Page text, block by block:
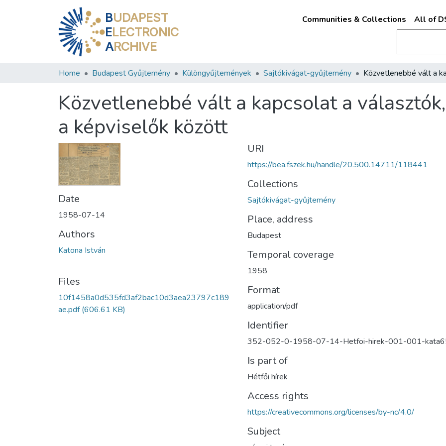
BUDAPEST
ELECTRONIC
ARCHIVE
Communities & Collections All of
Home Budapest Gyűjtemény Különgyűjtemények Sajtókivágat-gyűjtemény
Közvetlenebbé vált a kapcsolat a
a képviselők között
Date
1958-07-14
Authors
Katona István
Files
10f1458a0d535fd3af2bac10d3aea23797c189
ae.pdf(606.61 KB)
URI
https://bea.fszek.hu/handle/20.500.14711/118441
Collections
Sajtókivágat-gyűjtemény
Place, address
Budapest
Temporal coverage
1958
Format
application/pdf
Identifier
352-052-0-1958-07-14-Hetfoi-hirek-001-001-
Is part of
Hétfői hírek
Access rights
https://creativecommons.org/licenses/by-nc/4.0/
Subject